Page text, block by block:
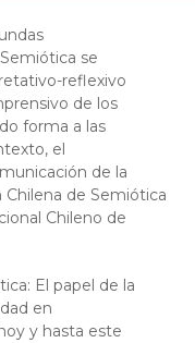
se
reflexivo
de los
forma a las
el
de la
Chilena de Semiótica
Chileno de
El papel de la
en
y hasta este